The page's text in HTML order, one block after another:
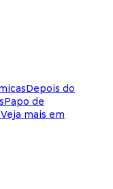
Depois do
Papo de
Veja mais em